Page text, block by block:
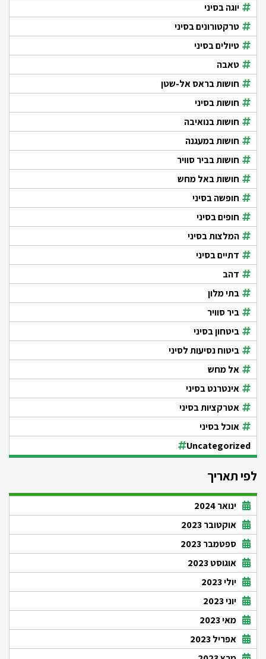
יוגה בסיני
טרקטורונים בסיני
טיולים בסיני
טאבה
חושות בראס אל-שטן
חושות בסיני
חושות בנואיבה
חושות במעגנה
חושות בביר סוויר
חושות באל מחש
חופשה בסיני
חופים בסיני
המלצות בסיני
דתיים בסיני
דהב
בתי מלון
ביר סוויר
ביטחון בסיני
ביטוח נסיעות לסיני
אל מחש
אינטרנט בסיני
אטרקציות בסיני
אוכל בסיני
Uncategorized
לפי תאריך
ינואר 2024
אוקטובר 2023
ספטמבר 2023
אוגוסט 2023
יולי 2023
יוני 2023
מאי 2023
אפריל 2023